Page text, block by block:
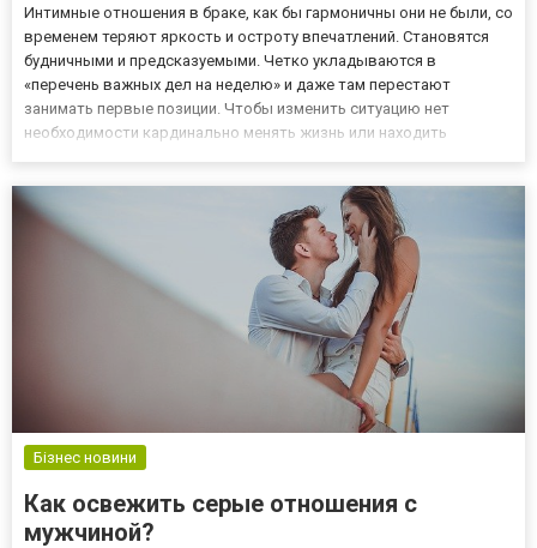
Интимные отношения в браке, как бы гармоничны они не были, со
временем теряют яркость и остроту впечатлений. Становятся
будничными и предсказуемыми. Четко укладываются в
«перечень важных дел на неделю» и даже там перестают
занимать первые позиции. Чтобы изменить ситуацию нет
необходимости кардинально менять жизнь или находить
виды Существует це...
Бізнес новини
Как освежить серые отношения с
мужчиной?